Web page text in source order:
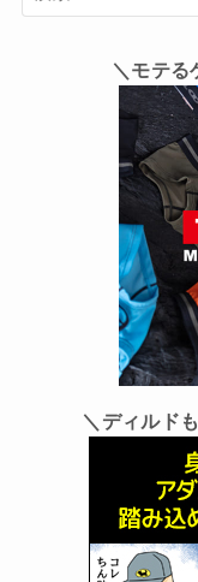
＼モテる
＼ディルド